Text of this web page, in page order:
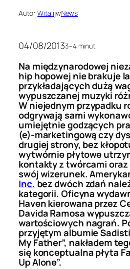
Autor:WitalijwNews
04/08/20133–4 minut
Na międzynarodowej
hip hopowej nie brakuje
przykładających dużą
wypuszczanej muzyki
W niejednym przypadku
odgrywają sami
umiejętnie godzących
(e)-marketingową czy
drugiej strony, bez
wytwórnie płytowe
kontakty z twórcami oraz
swój wizerunek.
Inc.bez dwóch zdań
kategorii. Oficyna
Haven kierowana przez
Davida Ramosa
wartościowych nagrań.
przyjętym albumie
My Father”, nakładem
się konceptualna płyta
Up Alone”.